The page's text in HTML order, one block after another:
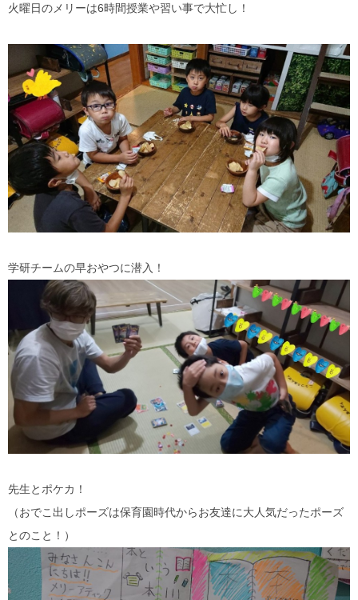
火曜日のメリーは6時間授業や習い事で大忙し！
学研チームの早おやつに潜入！
先生とポケカ！
（おでこ出しポーズは保育園時代からお友達に大人気だったポーズ
とのこと！）